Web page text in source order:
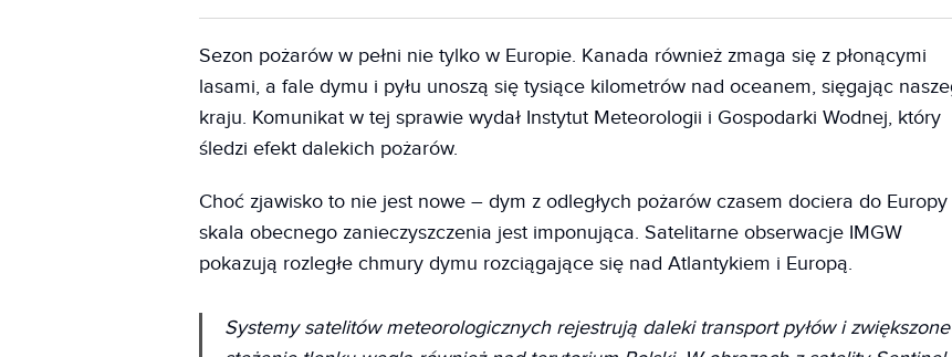
Sezon pożarów w pełni nie tylko w Europie. Kanada również zmaga się z płonącymi
lasami, a fale dymu i pyłu unoszą się tysiące kilometrów nad oceanem, sięgając
kraju. Komunikat w tej sprawie wydał Instytut Meteorologii i Gospodarki Wodnej, który
śledzi efekt dalekich pożarów.
Choć zjawisko to nie jest nowe – dym z odległych pożarów czasem dociera do
skala obecnego zanieczyszczenia jest imponująca. Satelitarne obserwacje IMGW
pokazują rozległe chmury dymu rozciągające się nad Atlantykiem i Europą.
Systemy satelitów meteorologicznych rejestrują daleki transport pyłów i zwiększone